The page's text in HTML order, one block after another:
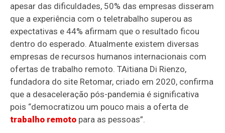
apesar das dificuldades, 50% das empresas disseram
que a experiência com o teletrabalho superou as
expectativas e 44% afirmam que o resultado ficou
dentro do esperado. Atualmente existem diversas
empresas de recursos humanos internacionais com
ofertas de trabalho remoto. TAitiana Di Rienzo,
fundadora do site Retomar, criado em 2020, confirma
que a desaceleração pós-pandemia é significativa
pois “democratizou um pouco mais a oferta de
trabalho remoto para as pessoas”.